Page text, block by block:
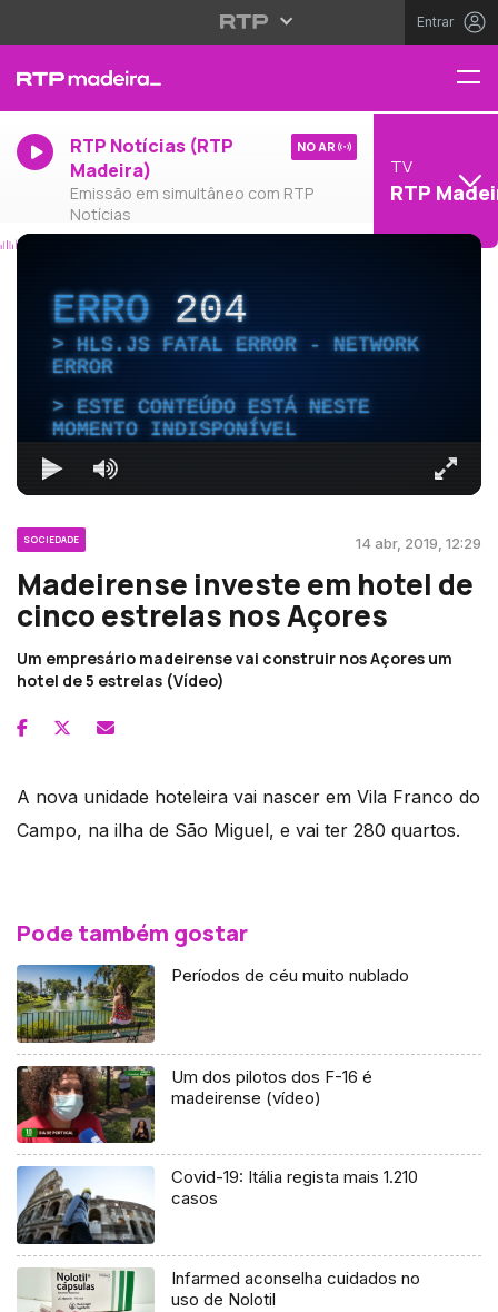
Entrar
RTP Notícias (RTP
Madeira)
Emissão em simultâneo com RTP
Notícias
NO AR
TV
RTP
ERRO204
HLS.JS FATAL ERROR - NETWORK
ERROR
ESTE CONTEÚDO ESTÁ NESTE
MOMENTO INDISPONÍVEL
SOCIEDADE 14 abr, 2019, 12:29
Madeirense investe em hotel de
cinco estrelas nos Açores
Um empresário madeirense vai construir nos Açores um
hotel de 5 estrelas (Vídeo)
A nova unidade hoteleira vai nascer em Vila Franco do
Campo, na ilha de São Miguel, e vai ter 280 quartos.
Pode também gostar
Períodos de céu muito nublado
Um dos pilotos dos F-16 é
madeirense (vídeo)
Covid-19: Itália regista mais 1.210
casos
Infarmed aconselha cuidados no
uso de Nolotil